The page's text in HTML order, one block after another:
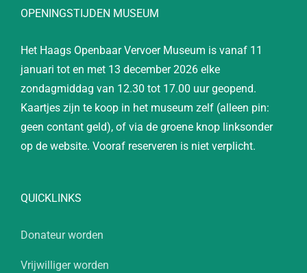
OPENINGSTIJDEN MUSEUM
Het Haags Openbaar Vervoer Museum is vanaf 11
januari tot en met 13 december 2026 elke
zondagmiddag van 12.30 tot 17.00 uur geopend.
Kaartjes zijn te koop in het museum zelf (alleen pin:
geen contant geld), of via de groene knop linksonder
op de website. Vooraf reserveren is niet verplicht.
QUICKLINKS
Donateur worden
Vrijwilliger worden